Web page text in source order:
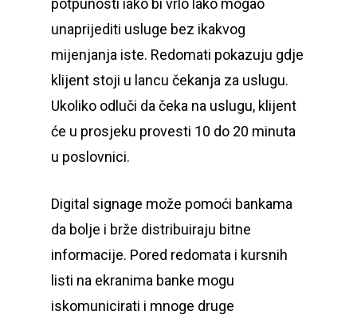
potpunosti iako bi vrlo lako mogao
unaprijediti usluge bez ikakvog
mijenjanja iste. Redomati pokazuju gdje
klijent stoji u lancu čekanja za uslugu.
Ukoliko odluči da čeka na uslugu, klijent
će u prosjeku provesti 10 do 20 minuta
u poslovnici.
Digital signage može pomoći bankama
da bolje i brže distribuiraju bitne
informacije. Pored redomata i kursnih
listi na ekranima banke mogu
iskomunicirati i mnoge druge
Pharmacy
Blog
Kontakt
Login